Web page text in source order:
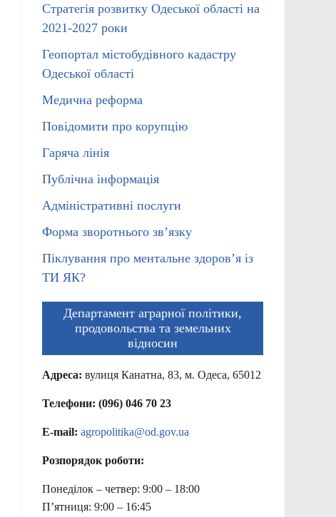
Стратегія розвитку Одеської області на
2021-2027 роки
Геопортал містобудівного кадастру
Одеської області
Медична реформа
Повідомити про корупцію
Гаряча лінія
Публічна інформація
Адміністративні послуги
Форма зворотнього зв’язку
Піклування про ментальне здоров’я із
ТИ ЯК?
Департамент аграрної політики,
продовольства та земельних
відносин
Адреса: вулиця Канатна, 83, м. Одеса, 65012
Телефони: (096) 046 70 23
E-mail: agropolitika@od.gov.ua
Розпорядок роботи:
Понеділок – четвер: 9:00 – 18:00
П’ятниця: 9:00 – 16:45